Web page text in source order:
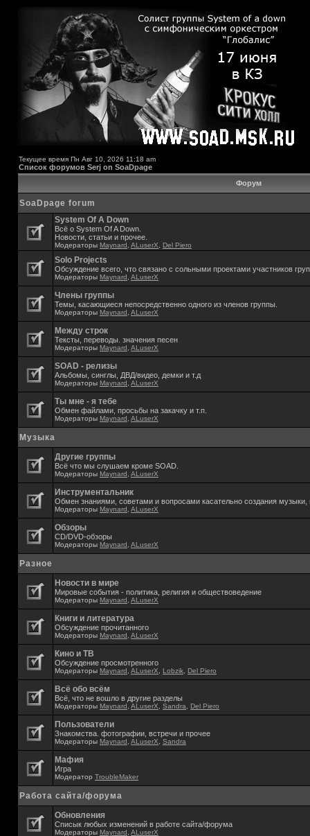
Текущее время Пн Авг 10, 2026 11:18 am
Список форумов Serj on SoaDpage
Форум
SoaDpage forum
System Of A Down
Всё о System Of A Down.
Новости, статьи и прочее.
Модераторы Maynard ALuserX Del Piero
Solo Projects
Обсуждение всего, что связано с сольными проектами участников
Модераторы Maynard ALuserX
Члены группы
Темы, касающиеся непосредственно одного из членов группы.
Модераторы Maynard ALuserX
Между строк
Тексты, переводы. значения песен
Модераторы Maynard ALuserX
SOAD - релизы
Альбомы, синглы, ДВД/видео, демки и т.д
Модераторы Maynard ALuserX
Ты мне - я тебе
Обмен файлами, просьбы на закачку и т.п.
Модераторы Maynard ALuserX
Музыка
Другие группы
Всё что мы слушаем кроме SOAD.
Модераторы Maynard ALuserX
Инструментальник
Обмен знаниями, советами и вопросами касательно создания музыки,
Модераторы Maynard ALuserX
Обзоры
CD/DVD-обзоры
Модераторы Maynard ALuserX
Разное
Новости в мире
Мировые события - политика, религия и обществоведение
Модераторы Maynard ALuserX
Книги и литература
Обсуждение прочитанного
Модераторы Maynard ALuserX
Кино и ТВ
Обсуждение просмотренного
Модераторы Maynard ALuserX Lobzik Del Piero
Всё обо всём
Всё, что не вошло в другие разделы
Модераторы Maynard ALuserX Sandra Del Piero
Пользователи
Знакомства. фотографии, встречи и прочее
Модераторы Maynard ALuserX Sandra
Мафия
Игра
Модератор TroubleMaker
Работа сайта/форума
Обновления
Списык любых изменений в работе сайта/форума
Модераторы Maynard ALuserX